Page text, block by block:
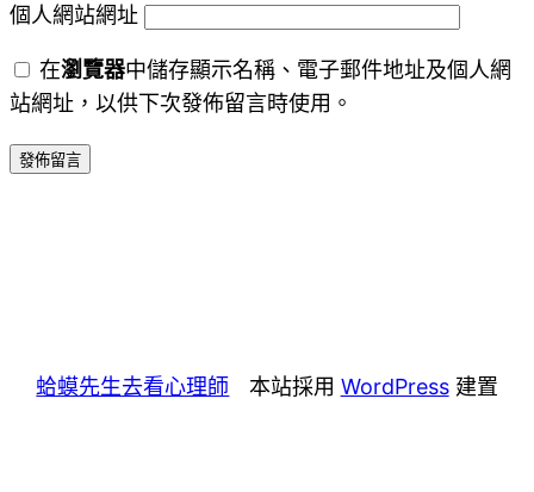
個人網站網址
在瀏覽器中儲存顯示名稱、電子郵件地址及個人網
站網址，以供下次發佈留言時使用。
蛤蟆先生去看心理師 本站採用 WordPress建置